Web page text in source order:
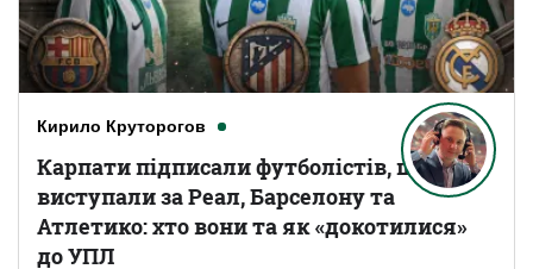
Кирило Круторогов
Карпати підписали футболістів, що
виступали за Реал, Барселону та
Атлетико: хто вони та як «докотилися»
до УПЛ